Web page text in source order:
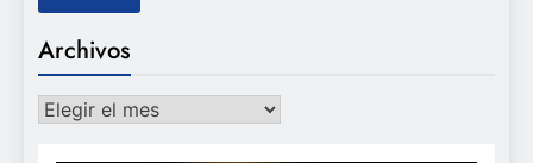
Archivos
Archivos